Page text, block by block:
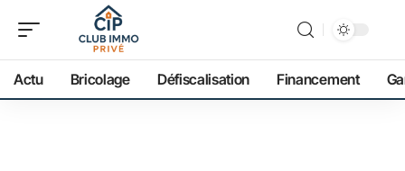
Actu Bricolage Défiscalisation Financement